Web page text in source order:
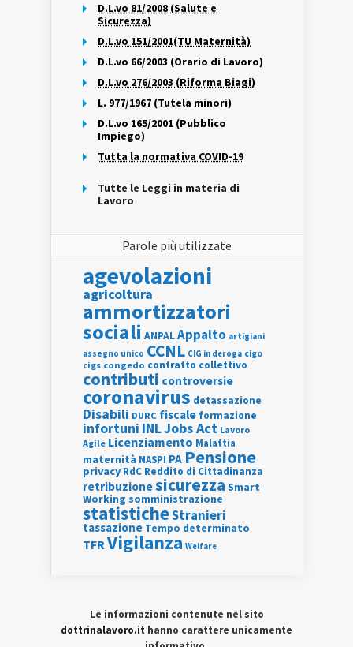
D.L.vo 81/2008 (Salute e
Sicurezza)
D.L.vo 151/2001(TU Maternità)
D.L.vo 66/2003 (Orario di Lavoro)
D.L.vo 276/2003 (Riforma Biagi)
L. 977/1967 (Tutela minori)
D.L.vo 165/2001 (Pubblico
Impiego)
Tutta la normativa COVID-19
Tutte le Leggi in materia di
Lavoro
Parole più utilizzate
agevolazioni
agricoltura
ammortizzatori
sociali ANPALAppalto artigiani
assegno unico CCNL CIG in deroga cigo
cigs congedo contratto collettivo
contributi controversie
coronavirus detassazione
Disabili DURC fiscale formazione
infortuni INLJobs Act Lavoro
Agile Licenziamento Malattia
maternità NASPI PA Pensione
privacy RdC Reddito di Cittadinanza
retribuzionesicurezza Smart
Working somministrazione
statisticheStranieri
tassazione Tempo determinato
TFRVigilanza Welfare
Le informazioni contenute nel sito
dottrinalavoro.it hanno carattere unicamente